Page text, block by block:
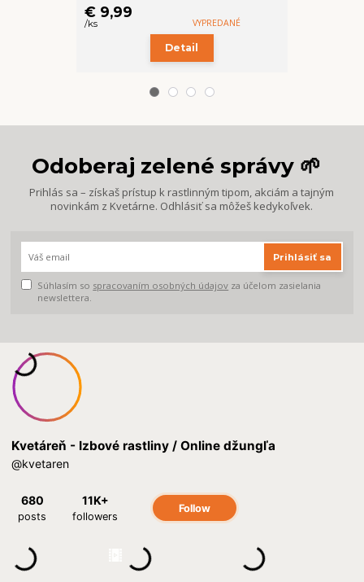
€ 9,99
/ks VYPREDANÉ
Detail
Odoberaj zelené správy 🌱
Prihlás sa – získaš prístup k rastlinným tipom, akciám a tajným
novinkám z Kvetárne. Odhlásiť sa môžeš kedykoľvek.
Prihlásiť sa
Súhlasím so spracovaním osobných údajov za účelom zasielania
newslettera.